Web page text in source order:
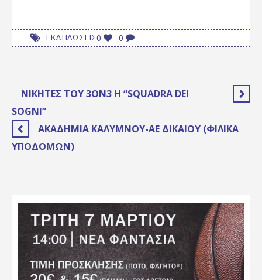
0
0
ΕΚΔΗΛΩΣΕΙΣ
ΝΙΚΗΤΈΣ ΤΟΥ 3ON3 Η “SQUADRA DEI
SOGNI”
ΑΚΑΔΗΜΊΑ ΚΑΛΎΜΝΟΥ-ΑΕ ΔΙΚΑΊΟΥ (ΦΙΛΙΚΆ
ΥΠΟΔΟΜΏΝ)